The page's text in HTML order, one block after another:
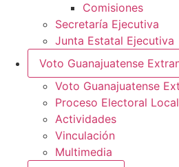
Comisiones
Secretaría Ejecutiva
Junta Estatal Ejecutiva
Voto Guanajuatense
Voto Guanajuatense
Proceso Electoral Local
Actividades
Vinculación
Multimedia